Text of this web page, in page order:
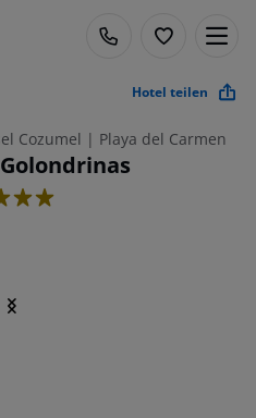
Hotel teilen
Cozumel | Playa del Carmen